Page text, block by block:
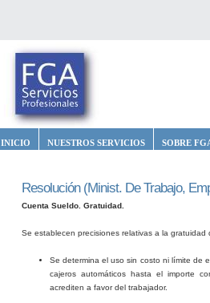
INICIO NUESTROS SERVICIOS SOBRE
Resolución (Minist. De Trabajo,
Cuenta Sueldo. Gratuidad.
Se establecen precisiones relativas a la
Se determina el uso sin costo ni límite de
cajeros automáticos hasta el importe
acrediten a favor del trabajador.